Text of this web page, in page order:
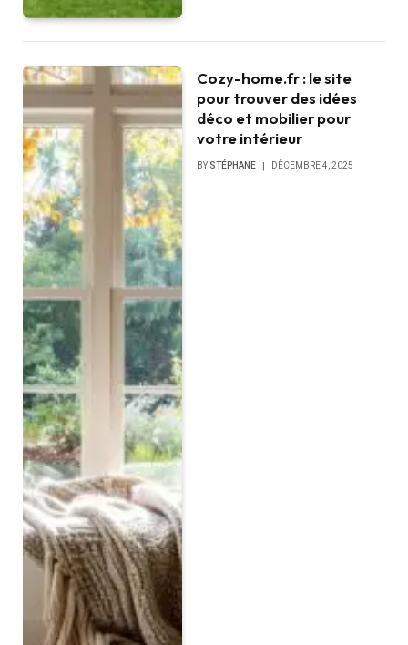
Cozy-home.fr : le site
pour trouver des idées
déco et mobilier pour
votre intérieur
BY STÉPHANE DÉCEMBRE 4, 2025